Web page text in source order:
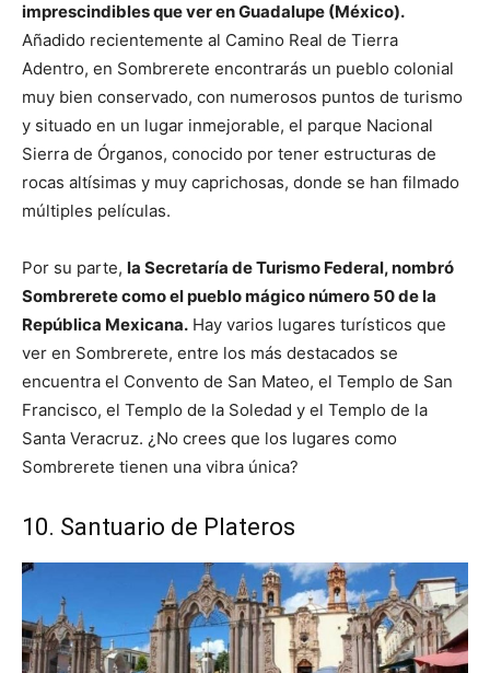
imprescindibles que ver en Guadalupe (México).
Añadido recientemente al Camino Real de Tierra
Adentro, en Sombrerete encontrarás un pueblo colonial
muy bien conservado, con numerosos puntos de turismo
y situado en un lugar inmejorable, el parque Nacional
Sierra de Órganos, conocido por tener estructuras de
rocas altísimas y muy caprichosas, donde se han filmado
múltiples películas.
Por su parte, la Secretaría de Turismo Federal, nombró
Sombrerete como el pueblo mágico número 50 de la
República Mexicana. Hay varios lugares turísticos que
ver en Sombrerete, entre los más destacados se
encuentra el Convento de San Mateo, el Templo de San
Francisco, el Templo de la Soledad y el Templo de la
Santa Veracruz. ¿No crees que los lugares como
Sombrerete tienen una vibra única?
10. Santuario de Plateros